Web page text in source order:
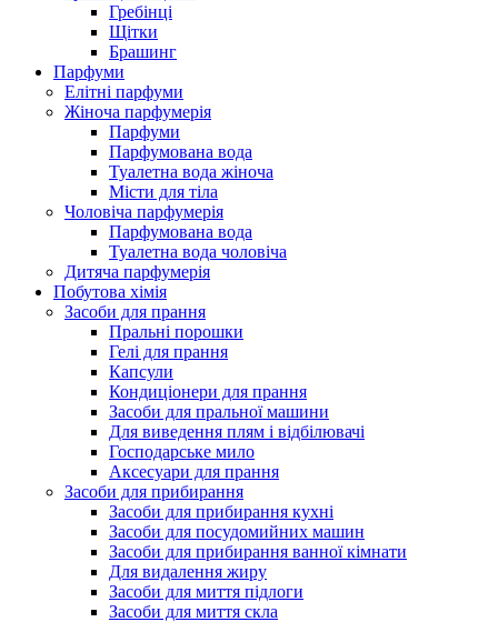
Гребінці
Щітки
Брашинг
Парфуми
Елітні парфуми
Жіноча парфумерія
Парфуми
Парфумована вода
Туалетна вода жіноча
Місти для тіла
Чоловіча парфумерія
Парфумована вода
Туалетна вода чоловіча
Дитяча парфумерія
Побутова хімія
Засоби для прання
Пральні порошки
Гелі для прання
Капсули
Кондиціонери для прання
Засоби для пральної машини
Для виведення плям і відбілювачі
Господарське мило
Аксесуари для прання
Засоби для прибирання
Засоби для прибирання кухні
Засоби для посудомийних машин
Засоби для прибирання ванної кімнати
Для видалення жиру
Засоби для миття підлоги
Засоби для миття скла